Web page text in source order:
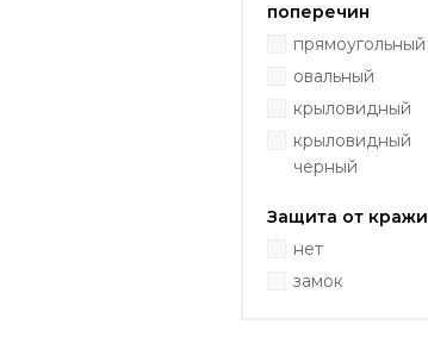
поперечин
прямоугольный
овальный
крыловидный
крыловидный
черный
Защита от кражи
нет
замок